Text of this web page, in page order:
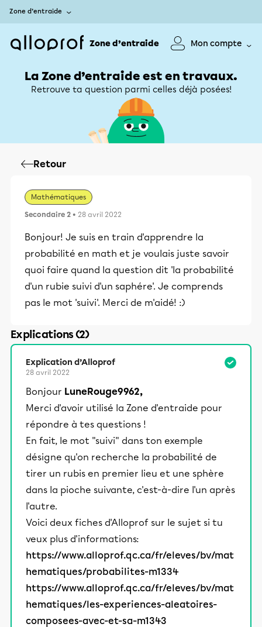
Zone d’entraide
Zone d’entraide Mon compte
La Zone d’entraide est en travaux.
Retrouve ta question parmi celles déjà posées!
Retour
Mathématiques
Secondaire 2 • 28 avril 2022
Bonjour! Je suis en train d'apprendre la
probabilité en math et je voulais juste savoir
quoi faire quand la question dit 'la probabilité
d'un rubie suivi d'un saphére'. Je comprends
pas le mot 'suivi'. Merci de m'aidé! :)
Explications (2)
Explication d’Alloprof
28 avril 2022
Bonjour LuneRouge9962,
Merci d'avoir utilisé la Zone d'entraide pour
répondre à tes questions !
En fait, le mot "suivi" dans ton exemple
désigne qu'on recherche la probabilité de
tirer un rubis en premier lieu et une sphère
dans la pioche suivante, c'est-à-dire l'un après
l'autre.
Voici deux fiches d'Alloprof sur le sujet si tu
veux plus d'informations:
https://www.alloprof.qc.ca/fr/eleves/bv/mat
hematiques/probabilites-m1334
https://www.alloprof.qc.ca/fr/eleves/bv/mat
hematiques/les-experiences-aleatoires-
composees-avec-et-sa-m1343